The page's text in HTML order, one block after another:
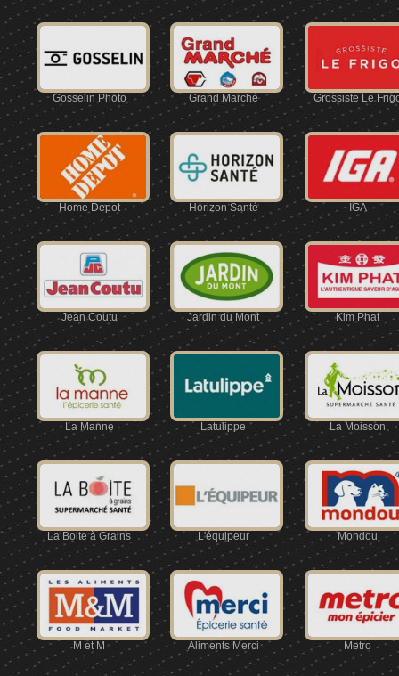
Gosselin Photo Grand Marché Grossiste Le
Home Depot Horizon Santé IGA
Jean Coutu Jardin du Mont Kim Phat
La Manne Latulippe La Moisson
La Boite à Grains L'équipeur Mondou
M et M Aliments Merci Metro